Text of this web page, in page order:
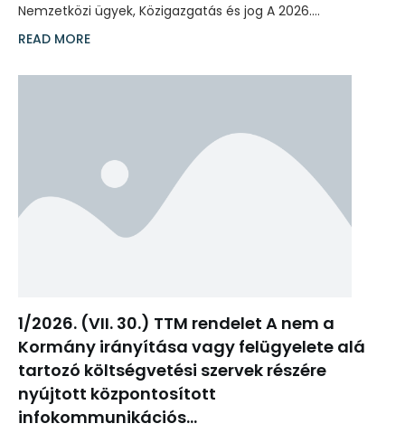
Nemzetközi ügyek, Közigazgatás és jog A 2026.…
READ MORE
1/2026. (VII. 30.) TTM rendelet A nem a
Kormány irányítása vagy felügyelete alá
tartozó költségvetési szervek részére
nyújtott központosított
infokommunikációs…